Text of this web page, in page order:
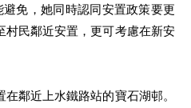
免，她同時認同安置政策要更
民鄰近安置，更可考慮在新安
鄰近上水鐵路站的寶石湖邨。